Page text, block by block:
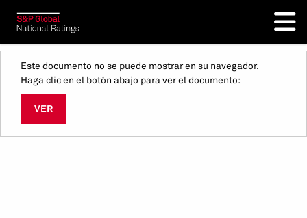
Este documento no se puede mostrar en su navegador.
Haga clic en el botón abajo para ver el documento:
VER